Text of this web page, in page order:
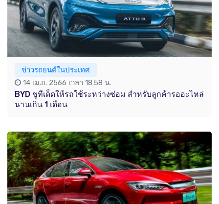
ข่าวรถยนต์ในประเทศ
14 เม.ย. 2566 เวลา 18:58 น.
BYD ชูทีเด็ดให้รถใช้ระหว่างซ่อม สำหรับลูกค้ารออะไหล่
นานเกิน 1 เดือน